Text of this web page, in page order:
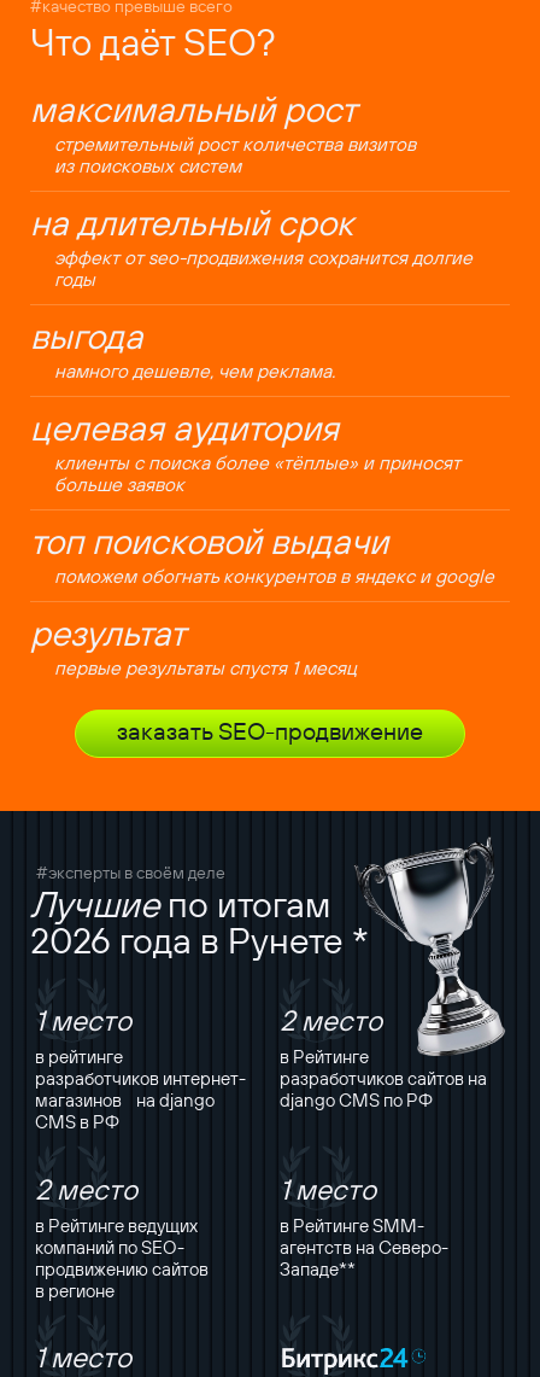
#качество превыше всего
Что даёт SEO?
максимальный рост
стремительный рост количества визитов
из поисковых систем
на длительный срок
эффект от seo-продвижения сохранится долгие
годы
выгода
намного дешевле, чем реклама.
целевая аудитория
клиенты с поиска более «тёплые» и приносят
больше заявок
топ поисковой выдачи
поможем обогнать конкурентов в яндекс и google
результат
первые результаты спустя 1 месяц
заказать SEO-продвижение
#эксперты в своём деле
Лучшиепо итогам
2026 года в Рунете *
1 место
в рейтинге
разработчиков интернет-
магазинов на django
CMS в РФ
2 место
в Рейтинге
разработчиков сайтов на
django CMS по РФ
2 место
в Рейтинге ведущих
компаний по SEO-
продвижению сайтов
в регионе
1 место
в Рейтинге SMM-
агентств на Северо-
Западе**
1 место